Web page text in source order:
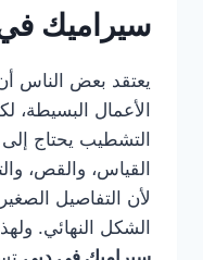
سيراميك
يعتقد بعض الناس
الأعمال البسيطة،
التشطيب يحتاج
القياس، والقص،
لأن التفاصيل
الشكل النهائي.